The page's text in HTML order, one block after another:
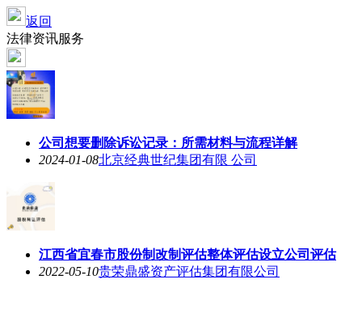
返回
法律资讯服务
公司想要删除诉讼记录：所需材料与流程详解
2024-01-08北京经典世纪集团有限 公司
江西省宜春市股份制改制评估整体评估设立公司评估
2022-05-10贵荣鼎盛资产评估集团有限公司